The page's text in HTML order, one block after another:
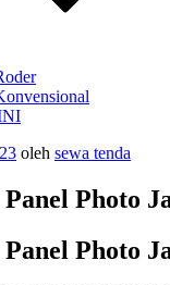
oleh sewa tenda
Photo
Photo